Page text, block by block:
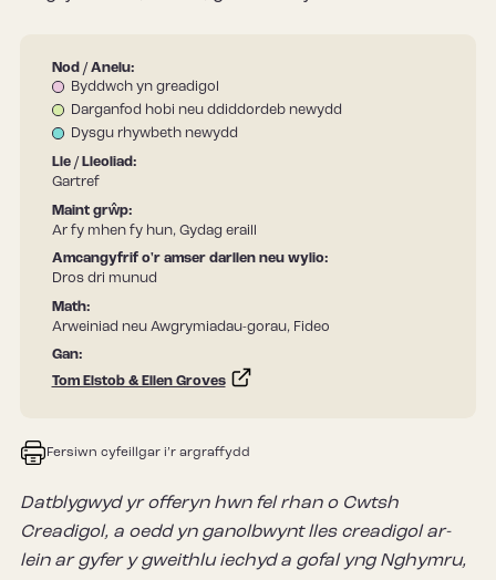
Nod / Anelu:
Byddwch yn greadigol
Darganfod hobi neu ddiddordeb newydd
Dysgu rhywbeth newydd
Lle / Lleoliad:
Gartref
Maint grŵp:
Ar fy mhen fy hun, Gydag eraill
Amcangyfrif o'r amser darllen neu wylio:
Dros dri munud
Math:
Arweiniad neu Awgrymiadau-gorau, Fideo
Gan:
Tom Elstob & Ellen Groves
Fersiwn cyfeillgar i’r argraffydd
Datblygwyd yr offeryn hwn fel rhan o Cwtsh
Creadigol, a oedd yn ganolbwynt lles creadigol ar-
lein ar gyfer y gweithlu iechyd a gofal yng Nghymru,